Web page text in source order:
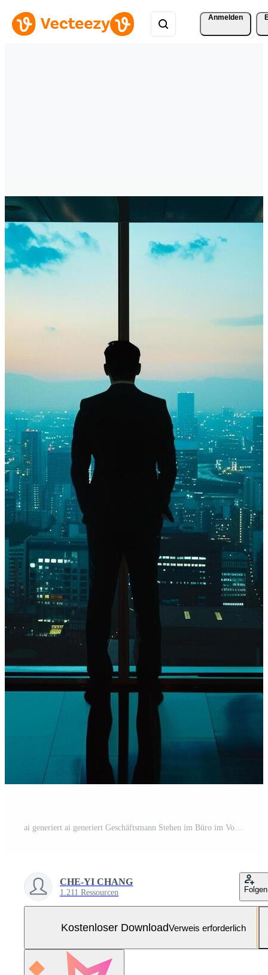
Anmelden
ai generiert ai generiert Geschäftsmann Stehen im Büro im Vorderseite von ein vom Boden bis zur Decke Glas Fenster. Kostenloses Foto
CHE-YI CHANG
1.211 Ressourcen Folgen
Kostenloser DownloadVerweis erforderlich